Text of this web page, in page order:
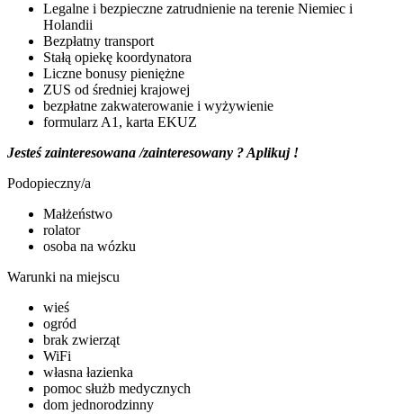
Legalne i bezpieczne zatrudnienie na terenie Niemiec i
Holandii
Bezpłatny transport
Stałą opiekę koordynatora
Liczne bonusy pieniężne
ZUS od średniej krajowej
bezpłatne zakwaterowanie i wyżywienie
formularz A1, karta EKUZ
Jesteś zainteresowana /zainteresowany ? Aplikuj !
Podopieczny/a
Małżeństwo
rolator
osoba na wózku
Warunki na miejscu
wieś
ogród
brak zwierząt
WiFi
własna łazienka
pomoc służb medycznych
dom jednorodzinny